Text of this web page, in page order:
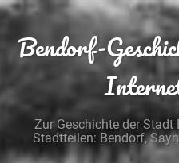
Bendorf-
Zur Geschichte der
Stadtteilen: Bendorf,